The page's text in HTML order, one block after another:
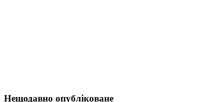
Нещодавно опубліковане